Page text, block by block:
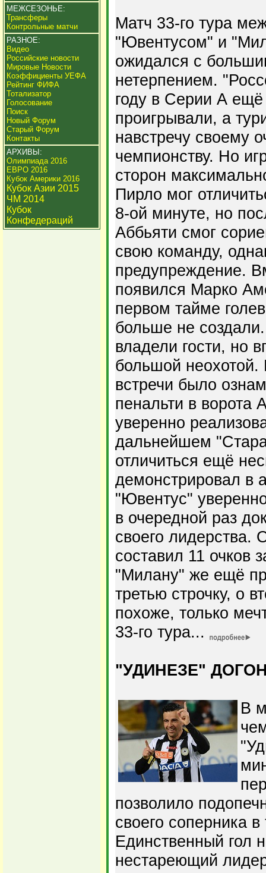
МЕЖСЕЗОНЬЕ:
Трансферы
Контрольные матчи
РАЗНОЕ:
Видео
Российские новости
Мировые Новости
Коэффициенты УЕФА
Рейтинг ФИФА
Тотализатор
Голосование
Поиск
Новый Форум
Старый Форум
Контакты
АРХИВЫ:
Олимпиада 2016
ЕВРО 2016
Кубок Америки 2016
Кубок Азии 2015
ЧМ 2014
Кубок
Конфедераций
Матч 33-го тура
"Ювентусом" и
ожидался с
нетерпением.
году в Серии А
проигрывали, а
навстречу своему
чемпионству. Но
сторон
Пирло мог
8-ой минуте, но
Аббьяти смог
свою команду,
предупреждение.
появился Марко
первом тайме
больше не
владели гости, но
большой
встречи было
пенальти в ворота
уверенно
дальнейшем
отличиться ещё
демонстрировал в
"Ювентус"
в очередной раз
своего лидерства.
составил 11 очков
"Милану" же ещё
третью строчку, о
похоже, только
33-го тура...
"УДИНЕЗЕ"
В
позволило
своего соперника
Единственный гол
нестареющий